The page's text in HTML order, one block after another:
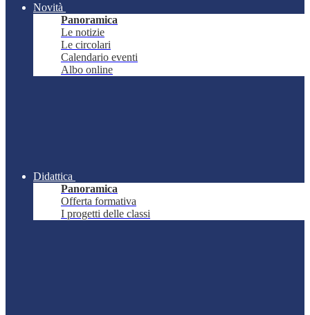
Novità
Panoramica
Le notizie
Le circolari
Calendario eventi
Albo online
Didattica
Panoramica
Offerta formativa
I progetti delle classi